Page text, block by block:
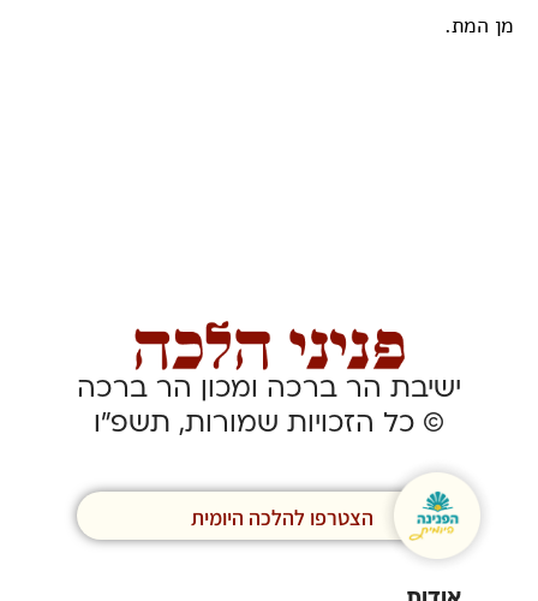
מן המת.
ישיבת הר ברכה ומכון הר ברכה
© כל הזכויות שמורות, תשפ”ו
הצטרפו להלכה היומית